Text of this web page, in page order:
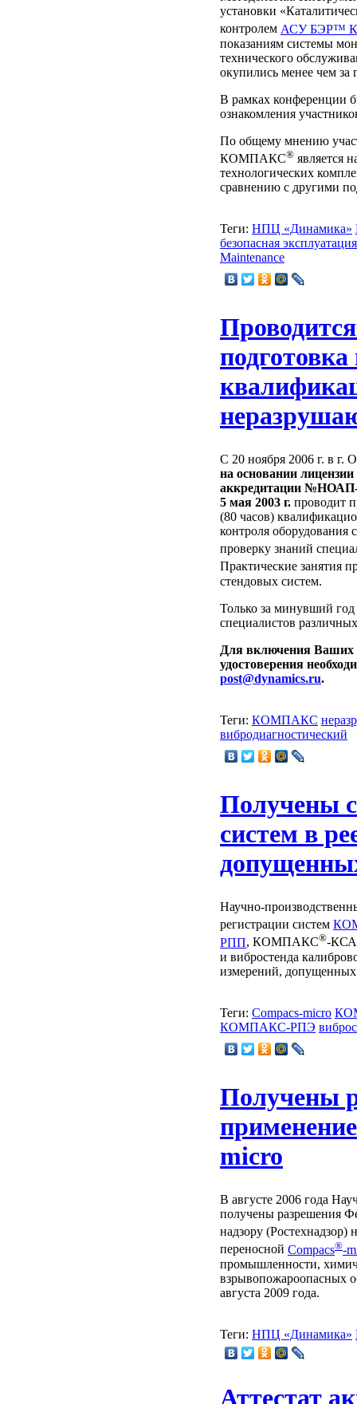
установки
контролем АСУ БЭР™
показаниям системы
технического
окупились менее чем за
В рамках конференции
ознакомления
По общему мнению
КОМПАКС® является
технологических
сравнению с другими
Теги: НПЦ «Динамика»
безопасная эксплуатация
Maintenance
С 20 ноября 2006 г. в г.
на основании
аккредитации №НОАП-
5 мая 2003 г. проводит
(80 часов)
контроля
проверку знаний
Практические занятия
стендовых систем.
Только за минувший
специалистов
Для включения Ваших
удостоверения
post@dynamics.ru.
Теги: КОМПАКС
вибродиагностический
Получены
систем в
Научно-
регистрации систем
РПП, КОМПАКС®-КСА
и вибростенда
измерений,
Теги: Compacs-micro
КОМПАКС-РПЭ
Получены
micro
В августе 2006 года
получены разрешения
надзору
переносной Compacs®-
промышленности,
взрывопожароопасных
августа 2009 года.
Теги: НПЦ «Динамика»
Аттестат